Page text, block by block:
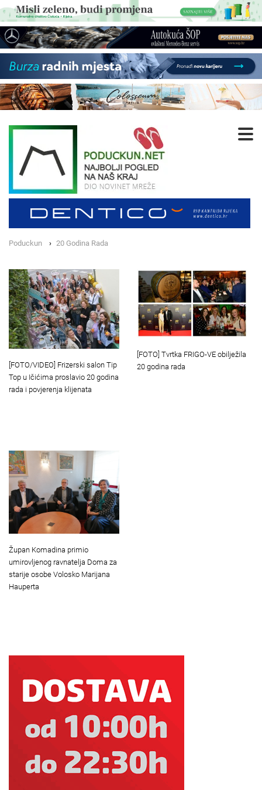
Poduckun 20 Godina Rada
[FOTO/VIDEO] Frizerski salon Tip
Top u Ičićima proslavio 20 godina
rada i povjerenja klijenata
[FOTO] Tvrtka FRIGO-VE obilježila
20 godina rada
Župan Komadina primio
umirovljenog ravnatelja Doma za
starije osobe Volosko Marijana
Hauperta